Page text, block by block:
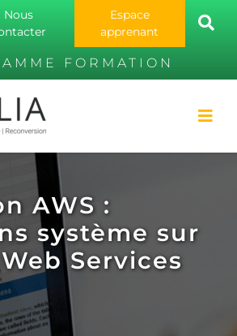
Nous
Espace
apprenant
FORMATION
AWS :
système sur
Services